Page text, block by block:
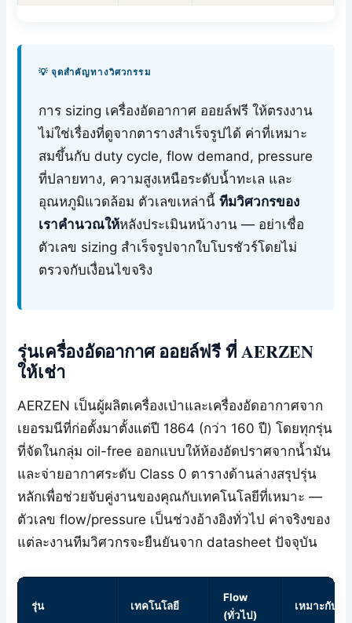
💡 จุดสำคัญทางวิศวกรรม
การ sizing เครื่องอัดอากาศ ออยล์ฟรี ให้ตรงงาน
ไม่ใช่เรื่องที่ดูจากตารางสำเร็จรูปได้ ค่าที่เหมาะ
สมขึ้นกับ duty cycle, flow demand, pressure
ที่ปลายทาง, ความสูงเหนือระดับน้ำทะเล และ
อุณหภูมิแวดล้อม ตัวเลขเหล่านี้ทีมวิศวกรของ
เราคำนวณให้หลังประเมินหน้างาน — อย่าเชื่อ
ตัวเลข sizing สำเร็จรูปจากใบโบรชัวร์โดยไม่
ตรวจกับเงื่อนไขจริง
รุ่นเครื่องอัดอากาศ ออยล์ฟรี ที่ AERZEN
ให้เช่า
AERZEN เป็นผู้ผลิตเครื่องเป่าและเครื่องอัดอากาศจาก
เยอรมนีที่ก่อตั้งมาตั้งแต่ปี 1864 (กว่า 160 ปี) โดยทุกรุ่น
ที่จัดในกลุ่ม oil-free ออกแบบให้ห้องอัดปราศจากน้ำมัน
และจ่ายอากาศระดับ Class 0 ตารางด้านล่างสรุปรุ่น
หลักเพื่อช่วยจับคู่งานของคุณกับเทคโนโลยีที่เหมาะ —
ตัวเลข flow/pressure เป็นช่วงอ้างอิงทั่วไป ค่าจริงของ
แต่ละงานทีมวิศวกรจะยืนยันจาก datasheet ปัจจุบัน
รุ่น เทคโนโลยี
Flow
(ทั่วไป)
เหมาะกับ